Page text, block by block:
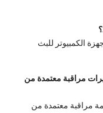
الكمبيوتر للبث
مراقبة معتمدة من
مراقبة معتمدة من